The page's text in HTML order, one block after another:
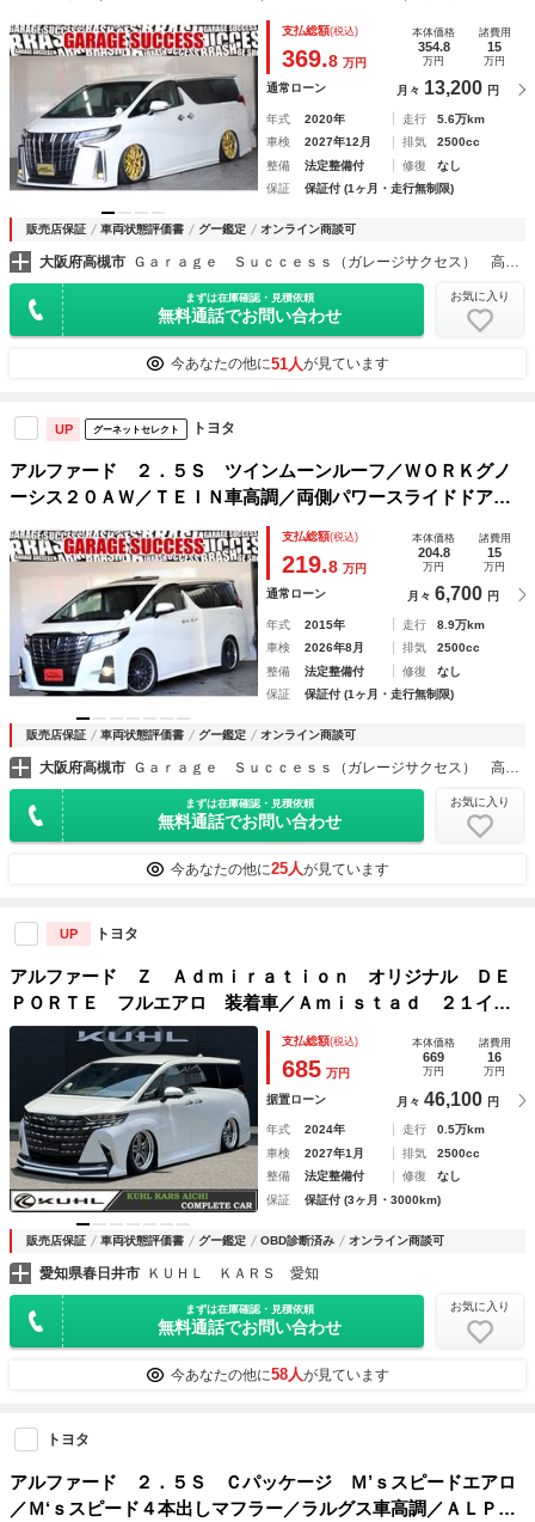
ー／社外コンソール／クルコン／ＥＴＣ／１００Ｖ電源／Ｂカ
メ／両側パワスラ／シートカバー
支払総額(税込)
369.8 万円
本体価格
354.8
万円
諸費用
15
万円
通常ローン 月々 13,200 円
年式 2020年 走行
5.6万km
車検
2027年12月 排気
2500cc
整備
法定整備付 修復
なし
保証
保証付 (1ヶ月・走行無制限)
販売店保証 車両状態評価書 グー鑑定 オンライン商談可
大阪府高槻市 Ｇａｒａｇｅ Ｓｕｃｃｅｓｓ（ガレージサクセス） 高槻店 アルファード・ヴェルファイア・ヴォクシー専門店
まずは在庫確認・見積依頼
無料通話でお問い合わせ
お気に入り
今あなたの他に51人が見ています
UP グーネットセレクト トヨタ
アルファード ２．５Ｓ ツインムーンルーフ／ＷＯＲＫグノ
ーシス２０ＡＷ／ＴＥＩＮ車高調／両側パワースライドドア／
オットマン／地デジ／Ｂｌｕｅｔｏｏｔｈ／バックカメラ／Ｅ
ＴＣ／プッシュスタート／スマートキー
支払総額(税込)
219.8 万円
本体価格
204.8
万円
諸費用
15
万円
通常ローン 月々 6,700 円
年式 2015年 走行
8.9万km
車検
2026年8月 排気
2500cc
整備
法定整備付 修復
なし
保証
保証付 (1ヶ月・走行無制限)
販売店保証 車両状態評価書 グー鑑定 オンライン商談可
大阪府高槻市 Ｇａｒａｇｅ Ｓｕｃｃｅｓｓ（ガレージサクセス） 高槻店 アルファード・ヴェルファイア・ヴォクシー専門店
まずは在庫確認・見積依頼
無料通話でお問い合わせ
お気に入り
今あなたの他に25人が見ています
UP トヨタ
アルファード Ｚ Ａｄｍｉｒａｔｉｏｎ オリジナル ＤＥ
ＰＯＲＴＥ フルエアロ 装着車／Ａｍｉｓｔａｄ ２１イン
チアルミホイール／ローダウンサスペンション／ＥＴＣ２．０
標準装備／サンルーフ
支払総額(税込)
685 万円
本体価格
669
万円
諸費用
16
万円
据置ローン 月々 46,100 円
年式 2024年 走行
0.5万km
車検
2027年1月 排気
2500cc
整備
法定整備付 修復
なし
保証
保証付 (3ヶ月・3000km)
販売店保証 車両状態評価書 グー鑑定 OBD診断済み オンライン商談可
愛知県春日井市 ＫＵＨＬ ＫＡＲＳ 愛知
まずは在庫確認・見積依頼
無料通話でお問い合わせ
お気に入り
今あなたの他に58人が見ています
トヨタ
アルファード ２．５Ｓ Ｃパッケージ Ｍ’ｓスピードエアロ
／Ｍ‘ｓスピード４本出しマフラー／ラルグス車高調／ＡＬＰＩ